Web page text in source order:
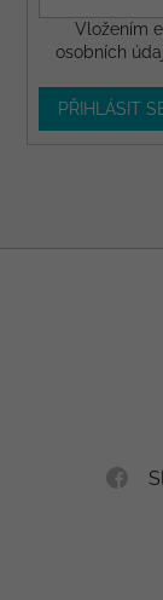
Vložením
osobních
PŘIHLÁSIT